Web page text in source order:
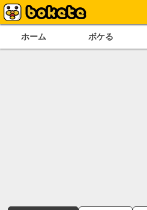
ホーム ボケる